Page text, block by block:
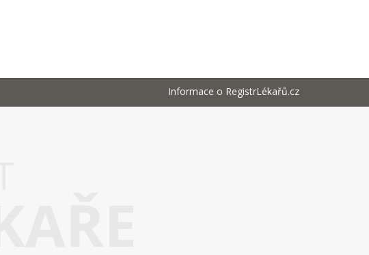
Informace o RegistrLékařů.cz